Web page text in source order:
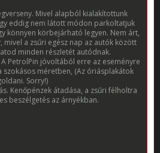
Mivel alapból kialakítottunk
eddig nem látott módon parkoltatjuk
könnyen körbejárható legyen. Nem árt,
mivel a zsűri egész nap az autók között
minden részletét autódnak.
PetrolPin jóvoltából erre az eseményre
szokásos méretben, (Az óriásplakátok
Sorry!)
Kenőpénzek átadása, a zsűri félholtra
beszélgetés az árnyékban.